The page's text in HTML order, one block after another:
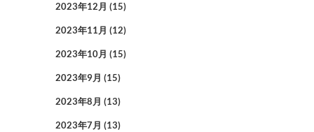
2023年12月 (15)
2023年11月 (12)
2023年10月 (15)
2023年9月 (15)
2023年8月 (13)
2023年7月 (13)